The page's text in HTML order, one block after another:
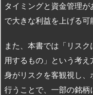
タイミングと資金管理
で大きな利益を上げる可
また、本書では「リス
用するもの」という考
身がリスクを客観視し
行うことで、一部の銘